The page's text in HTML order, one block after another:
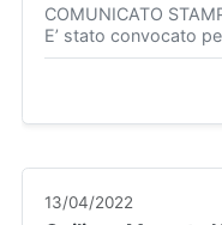
COMUNICATO
E’ stato convocato
13/04/2022